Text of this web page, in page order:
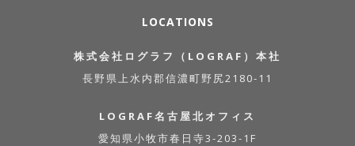
LOCATIONS
株式会社ログラフ（LOGRAF）本社
長野県上水内郡信濃町野尻2180-11
LOGRAF名古屋北オフィス
愛知県小牧市春日寺3-203-1F